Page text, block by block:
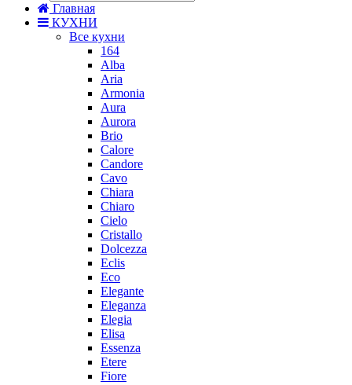
Главная
КУХНИ
Все кухни
164
Alba
Aria
Armonia
Aura
Aurora
Brio
Calore
Candore
Cavo
Chiara
Chiaro
Cielo
Cristallo
Dolcezza
Eclis
Eco
Elegante
Eleganza
Elegia
Elisa
Essenza
Etere
Fiore